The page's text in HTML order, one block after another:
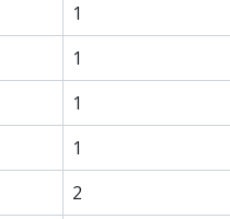
1
1
1
1
2